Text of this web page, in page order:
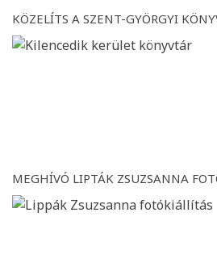
KÖZELÍTS A SZENT-GYÖRGYI
MEGHÍVÓ LIPTÁK ZSUZSANNA